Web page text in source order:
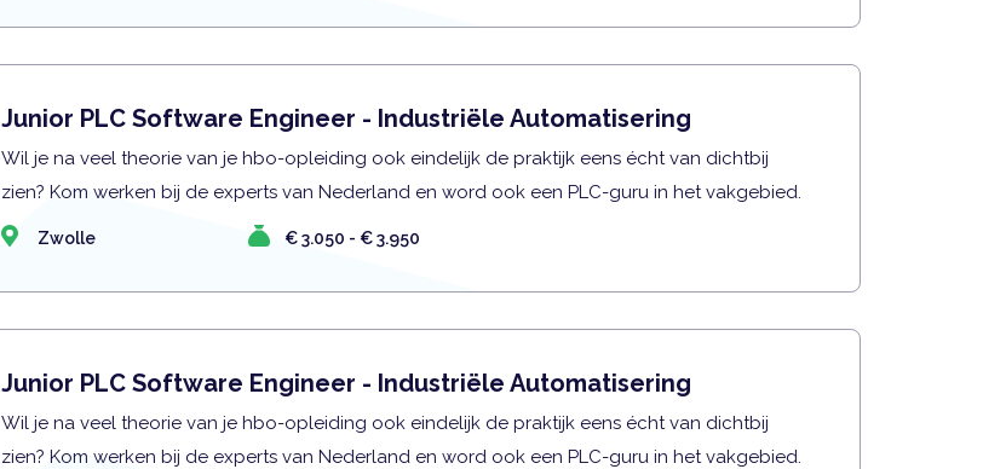
Junior PLC Software Engineer - Industriële Automatisering
Wil je na veel theorie van je hbo-opleiding ook eindelijk de praktijk eens écht van dichtbij
zien? Kom werken bij de experts van Nederland en word ook een PLC-guru in het vakgebied.
Zwolle € 3.050 - € 3.950
Junior PLC Software Engineer - Industriële Automatisering
Wil je na veel theorie van je hbo-opleiding ook eindelijk de praktijk eens écht van dichtbij
zien? Kom werken bij de experts van Nederland en word ook een PLC-guru in het vakgebied.